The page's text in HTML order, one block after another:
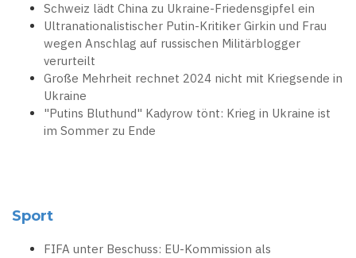
Schweiz lädt China zu Ukraine-Friedensgipfel ein
Ultranationalistischer Putin-Kritiker Girkin und Frau
wegen Anschlag auf russischen Militärblogger
verurteilt
Große Mehrheit rechnet 2024 nicht mit Kriegsende in
Ukraine
"Putins Bluthund" Kadyrow tönt: Krieg in Ukraine ist
im Sommer zu Ende
Sport
FIFA unter Beschuss: EU-Kommission als